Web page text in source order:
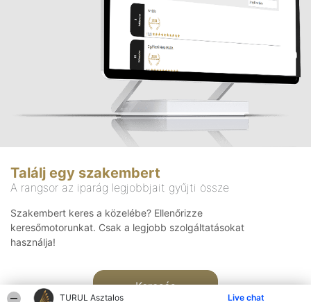
TURUL Asztalos Live chat
Találj egy szakembert
A rangsor az iparág legjobbjait gyűjti össze
Szakembert keres a közelébe? Ellenőrizze
keresőmotorunkat. Csak a legjobb szolgáltatásokat
használja!
Keresés